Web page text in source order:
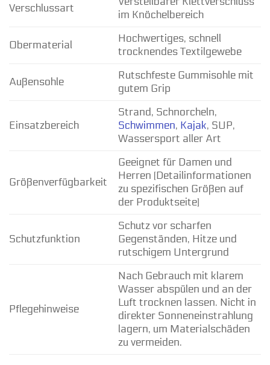
Verschlussart
im Knöchelbereich
Obermaterial
Hochwertiges, schnell
trocknendes Textilgewebe
Außensohle
Rutschfeste Gummisohle mit
gutem Grip
Einsatzbereich
Strand, Schnorcheln,
Schwimmen, Kajak, SUP,
Wassersport aller Art
Größenverfügbarkeit
Geeignet für Damen und
Herren (Detailinformationen
zu spezifischen Größen auf
der Produktseite)
Schutzfunktion
Schutz vor scharfen
Gegenständen, Hitze und
rutschigem Untergrund
Pflegehinweise
Nach Gebrauch mit klarem
Wasser abspülen und an der
Luft trocknen lassen. Nicht in
direkter Sonneneinstrahlung
lagern, um Materialschäden
zu vermeiden.